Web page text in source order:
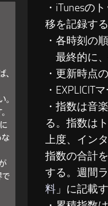
・iTunesの
移を記録する
・各時刻の
最終的に、
・更新時点
・
・指数は音
る。指数は
上度、イン
指数の合計
する。週間
料 」に記載す